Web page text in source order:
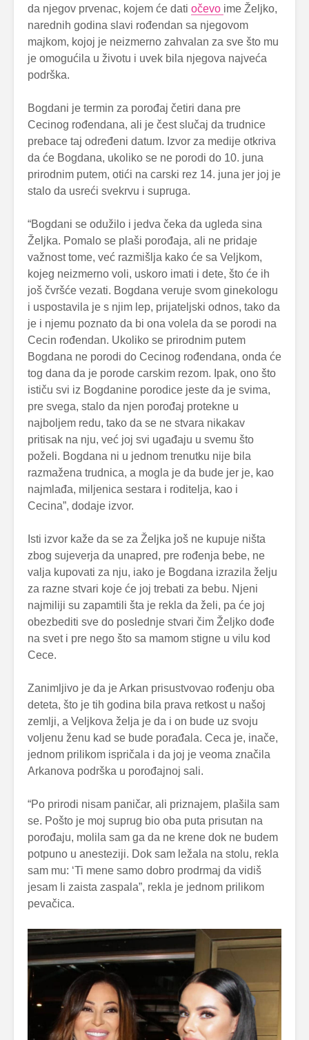
da njegov prvenac, kojem će dati očevo ime Željko,
narednih godina slavi rođendan sa njegovom
majkom, kojoj je neizmerno zahvalan za sve što mu
je omogućila u životu i uvek bila njegova najveća
podrška.
Bogdani je termin za porođaj četiri dana pre
Cecinog rođendana, ali je čest slučaj da trudnice
prebace taj određeni datum. Izvor za medije otkriva
da će Bogdana, ukoliko se ne porodi do 10. juna
prirodnim putem, otići na carski rez 14. juna jer joj je
stalo da usreći svekrvu i supruga.
“Bogdani se odužilo i jedva čeka da ugleda sina
Željka. Pomalo se plaši porođaja, ali ne pridaje
važnost tome, već razmišlja kako će sa Veljkom,
kojeg neizmerno voli, uskoro imati i dete, što će ih
još čvršće vezati. Bogdana veruje svom ginekologu
i uspostavila je s njim lep, prijateljski odnos, tako da
je i njemu poznato da bi ona volela da se porodi na
Cecin rođendan. Ukoliko se prirodnim putem
Bogdana ne porodi do Cecinog rođendana, onda će
tog dana da je porode carskim rezom. Ipak, ono što
ističu svi iz Bogdanine porodice jeste da je svima,
pre svega, stalo da njen porođaj protekne u
najboljem redu, tako da se ne stvara nikakav
pritisak na nju, već joj svi ugađaju u svemu što
poželi. Bogdana ni u jednom trenutku nije bila
razmažena trudnica, a mogla je da bude jer je, kao
najmlađa, miljenica sestara i roditelja, kao i
Cecina”, dodaje izvor.
Isti izvor kaže da se za Željka još ne kupuje ništa
zbog sujeverja da unapred, pre rođenja bebe, ne
valja kupovati za nju, iako je Bogdana izrazila želju
za razne stvari koje će joj trebati za bebu. Njeni
najmiliji su zapamtili šta je rekla da želi, pa će joj
obezbediti sve do poslednje stvari čim Željko dođe
na svet i pre nego što sa mamom stigne u vilu kod
Cece.
Zanimljivo je da je Arkan prisustvovao rođenju oba
deteta, što je tih godina bila prava retkost u našoj
zemlji, a Veljkova želja je da i on bude uz svoju
voljenu ženu kad se bude porađala. Ceca je, inače,
jednom prilikom ispričala i da joj je veoma značila
Arkanova podrška u porođajnoj sali.
“Po prirodi nisam paničar, ali priznajem, plašila sam
se. Pošto je moj suprug bio oba puta prisutan na
porođaju, molila sam ga da ne krene dok ne budem
potpuno u anesteziji. Dok sam ležala na stolu, rekla
sam mu: ‘Ti mene samo dobro prodrmaj da vidiš
jesam li zaista zaspala”, rekla je jednom prilikom
pevačica.